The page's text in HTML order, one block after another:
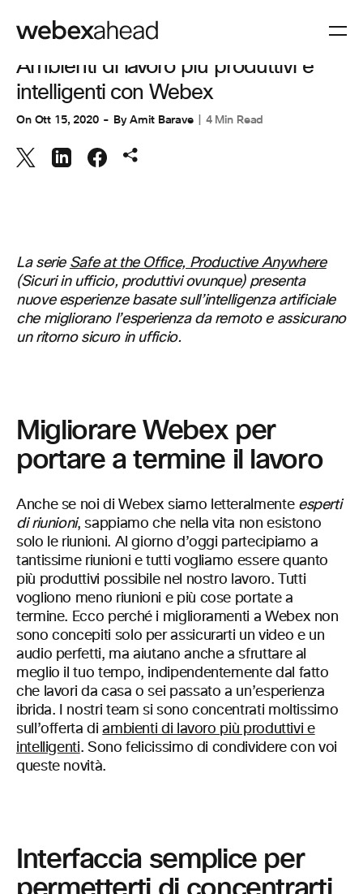
COLLABORAZIONE
Ambienti di lavoro più produttivi e
intelligenti con Webex
On Ott 15, 2020 ByAmit Barave 4 Min Read
La serie Safe at the Office, Productive Anywhere
(Sicuri in ufficio, produttivi ovunque) presenta
nuove esperienze basate sull’intelligenza artificiale
che migliorano l’esperienza da remoto e assicurano
un ritorno sicuro in ufficio.
Migliorare Webex per
portare a termine il lavoro
Anche se noi di Webex siamo letteralmente esperti
di riunioni, sappiamo che nella vita non esistono
solo le riunioni. Al giorno d’oggi partecipiamo a
tantissime riunioni e tutti vogliamo essere quanto
più produttivi possibile nel nostro lavoro. Tutti
vogliono meno riunioni e più cose portate a
termine. Ecco perché i miglioramenti a Webex non
sono concepiti solo per assicurarti un video e un
audio perfetti, ma aiutano anche a sfruttare al
meglio il tuo tempo, indipendentemente dal fatto
che lavori da casa o sei passato a un’esperienza
ibrida. I nostri team si sono concentrati moltissimo
sull’offerta diambienti di lavoro più produttivi e
intelligenti. Sono felicissimo di condividere con voi
queste novità.
Interfaccia semplice per